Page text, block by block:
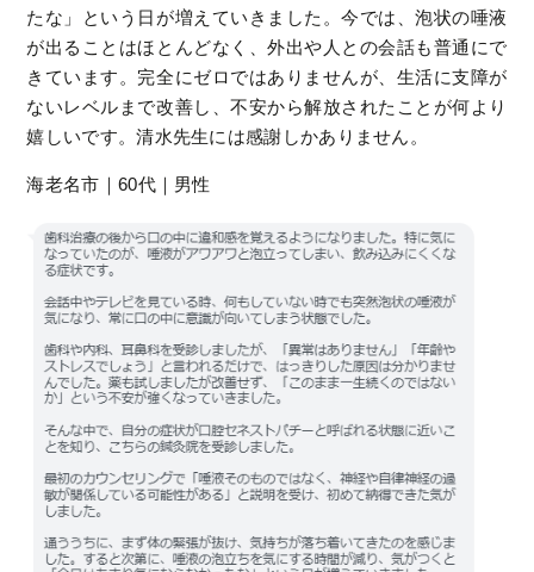
たな」という日が増えていきました。今では、泡状の唾液
が出ることはほとんどなく、外出や人との会話も普通にで
きています。完全にゼロではありませんが、生活に支障が
ないレベルまで改善し、不安から解放されたことが何より
嬉しいです。清水先生には感謝しかありません。
海老名市｜60代｜男性